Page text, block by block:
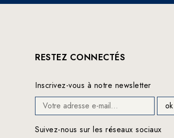
RESTEZ CONNECTÉS
Inscrivez-vous à notre newsletter
Suivez-nous sur les réseaux sociaux